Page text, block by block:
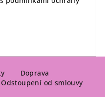
Doprava
Odstoupení od smlouvy